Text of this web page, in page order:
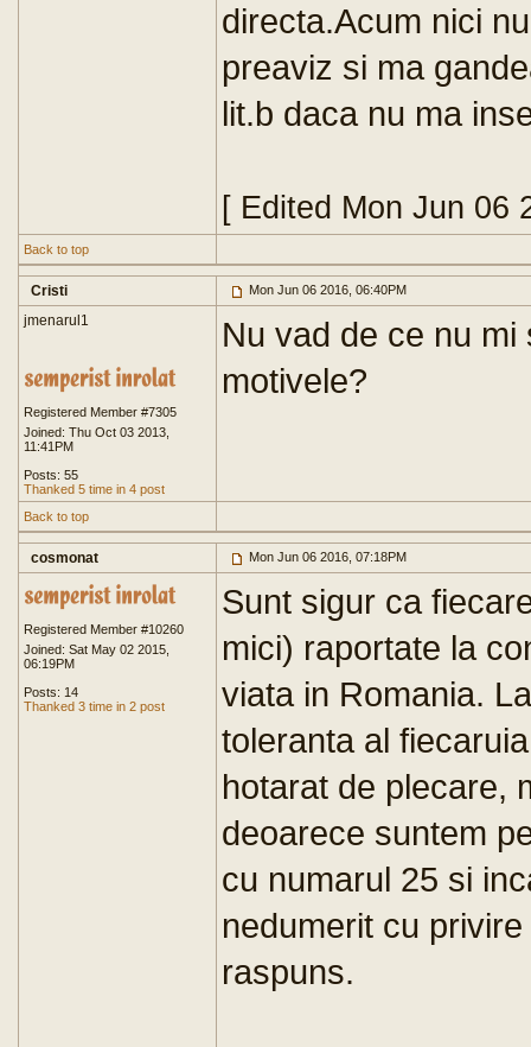
directa.Acum nici
preaviz si ma
lit.b daca nu ma
[ Edited Mon Jun 06
Back to top
Cristi Mon Jun 06 2016, 06:40PM
jmenarul1
Registered Member #7305
Joined: Thu Oct 03 2013,
11:41PM
Posts: 55
Thanked 5 time in 4 post
Nu vad de ce nu
motivele?
Back to top
cosmonat Mon Jun 06 2016, 07:18PM
Registered Member #10260
Joined: Sat May 02 2015,
06:19PM
Posts: 14
Thanked 3 time in 2 post
Sunt sigur ca
mici) raportate la
viata in Romania.
toleranta al
hotarat de plecare,
deoarece suntem
cu numarul 25 si
nedumerit cu
raspuns.